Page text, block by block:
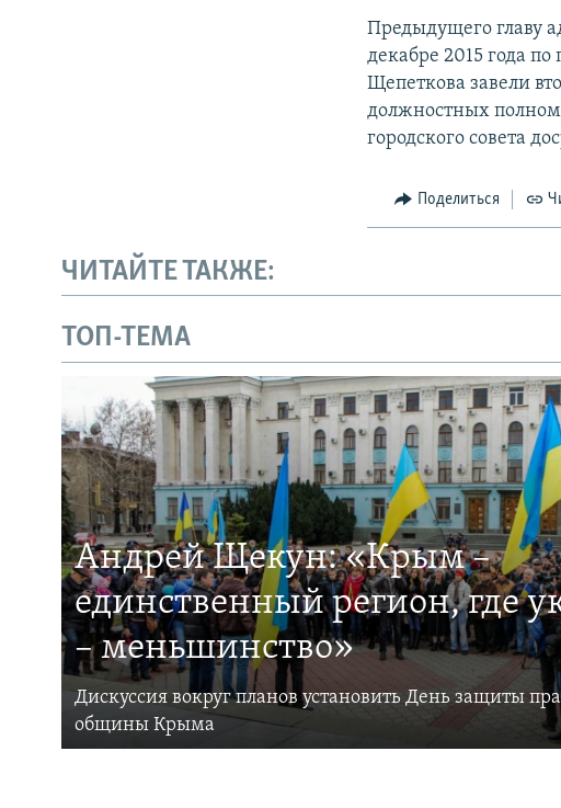
Предыдущего главу
декабре 2015 года
Щепеткова завели
должностных
городского совета
Поделиться
ЧИТАЙТЕ ТАКЖЕ:
ТОП-ТЕМА
Андрей Щекун: «Крым –
единственный регион, где
– меньшинство»
Дискуссия вокруг планов установить День защиты
общины Крыма